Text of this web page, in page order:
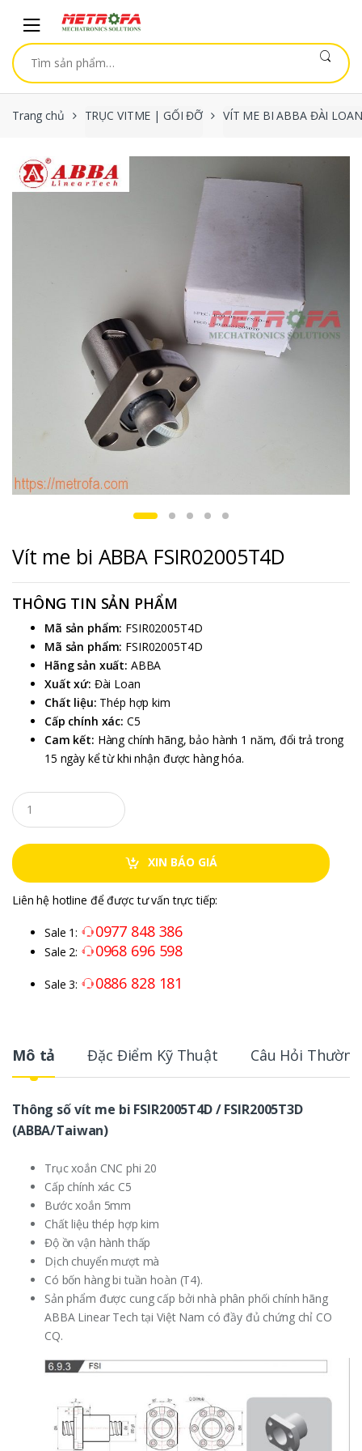
Tìm kiếm:
Trang chủ TRỤC VITME | GỐI ĐỠ VÍT ME BI ABBA ĐÀI LOAN
Vít me bi ABBA FSIR02005T4D
THÔNG TIN SẢN PHẨM
Mã sản phẩm: FSIR02005T4D
Mã sản phẩm: FSIR02005T4D
Hãng sản xuất: ABBA
Xuất xứ: Đài Loan
Chất liệu: Thép hợp kim
Cấp chính xác: C5
Cam kết: Hàng chính hãng, bảo hành 1 năm, đổi trả trong
15 ngày kể từ khi nhận được hàng hóa.
XIN BÁO GIÁ
Liên hệ hotline để được tư vấn trực tiếp:
Sale 1: 0977 848 386
Sale 2: 0968 696 598
Sale 3: 0886 828 181
Mô tả Đặc Điểm Kỹ Thuật Câu Hỏi
Thông số vít me bi FSIR2005T4D / FSIR2005T3D
(ABBA/Taiwan)
Trục xoắn CNC phi 20
Cấp chính xác C5
Bước xoắn 5mm
Chất liệu thép hợp kim
Độ ồn vận hành thấp
Dịch chuyển mượt mà
Có bốn hàng bi tuần hoàn (T4).
Sản phẩm được cung cấp bởi nhà phân phối chính hãng
ABBA Linear Tech tại Việt Nam có đầy đủ chứng chỉ CO
CQ.